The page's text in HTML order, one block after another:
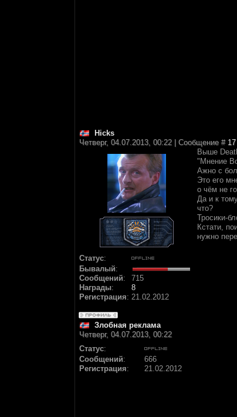
Hicks
Четверг, 04.07.2013, 00:22 | Сообщение # 17
Статус:
Бывалый:
Сообщений:
715
Награды:
8
Регистрация: 21.02.2012
Выше
"Мнение
Ажно с
Это его
о чём не
Да и к
что?
Тросики-
Кстати,
нужно
Злобная реклама
Четверг, 04.07.2013, 00:22
Статус:
Сообщений:
666
Регистрация: 21.02.2012